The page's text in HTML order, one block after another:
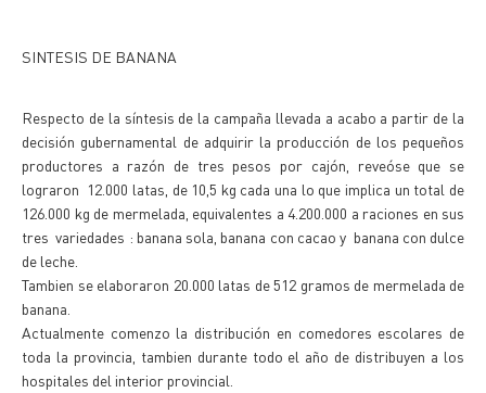
SINTESIS DE BANANA
Respecto de la síntesis de la campaña llevada a acabo a partir de la
decisión gubernamental de adquirir la producción de los pequeños
productores a razón de tres pesos por cajón, reveóse que se
lograron 12.000 latas, de 10,5 kg cada una lo que implica un total de
126.000 kg de mermelada, equivalentes a 4.200.000 a raciones en sus
tres variedades : banana sola, banana con cacao y banana con dulce
de leche.
Tambien se elaboraron 20.000 latas de 512 gramos de mermelada de
banana.
Actualmente comenzo la distribución en comedores escolares de
toda la provincia, tambien durante todo el año de distribuyen a los
hospitales del interior provincial.